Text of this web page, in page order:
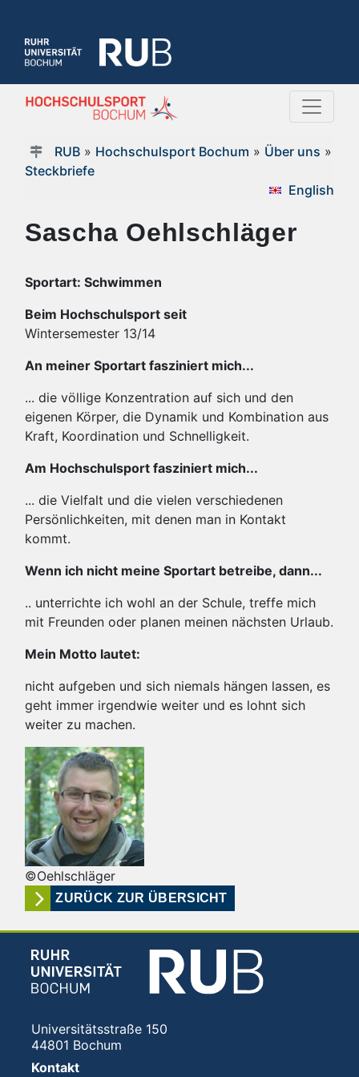
RUB» Hochschulsport Bochum » Über uns »
Steckbriefe
English
Sascha Oehlschläger
Sportart: Schwimmen
Beim Hochschulsport seit
Wintersemester 13/14
An meiner Sportart fasziniert mich...
... die völlige Konzentration auf sich und den
eigenen Körper, die Dynamik und Kombination aus
Kraft, Koordination und Schnelligkeit.
Am Hochschulsport fasziniert mich...
... die Vielfalt und die vielen verschiedenen
Persönlichkeiten, mit denen man in Kontakt
kommt.
Wenn ich nicht meine Sportart betreibe, dann...
.. unterrichte ich wohl an der Schule, treffe mich
mit Freunden oder planen meinen nächsten Urlaub.
Mein Motto lautet:
nicht aufgeben und sich niemals hängen lassen, es
geht immer irgendwie weiter und es lohnt sich
weiter zu machen.
©Oehlschläger
ZURÜCK ZUR ÜBERSICHT
Universitätsstraße 150
44801 Bochum
Kontakt